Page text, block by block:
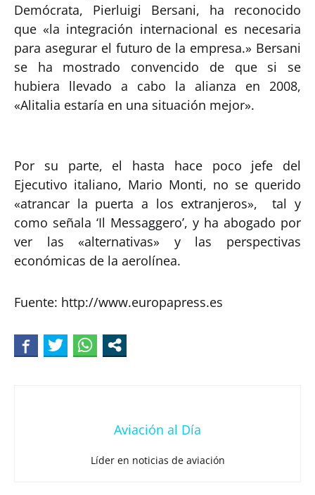
Demócrata, Pierluigi Bersani, ha reconocido
que «la integración internacional es necesaria
para asegurar el futuro de la empresa.» Bersani
se ha mostrado convencido de que si se
hubiera llevado a cabo la alianza en 2008,
«Alitalia estaría en una situación mejor».
Por su parte, el hasta hace poco jefe del
Ejecutivo italiano, Mario Monti, no se querido
«atrancar la puerta a los extranjeros», tal y
como señala ‘Il Messaggero’, y ha abogado por
ver las «alternativas» y las perspectivas
económicas de la aerolínea.
Fuente: http://www.europapress.es
Aviación al Día
Líder en noticias de aviación